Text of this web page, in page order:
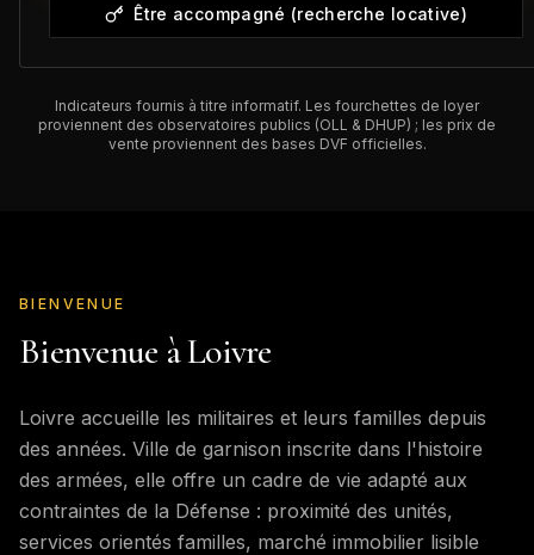
Être accompagné (recherche locative)
Indicateurs fournis à titre informatif. Les fourchettes de loyer
proviennent des observatoires publics (OLL & DHUP) ; les prix de
vente proviennent des bases DVF officielles.
BIENVENUE
Bienvenue àLoivre
Loivre accueille les militaires et leurs familles depuis
des années. Ville de garnison inscrite dans l'histoire
des armées, elle offre un cadre de vie adapté aux
contraintes de la Défense : proximité des unités,
services orientés familles, marché immobilier lisible